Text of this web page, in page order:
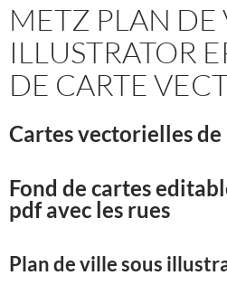
METZ PLAN DE
ILLUSTRATOR
DE CARTE
Cartes vectorielles
Fond de cartes
pdf avec les rues
Plan de ville sous